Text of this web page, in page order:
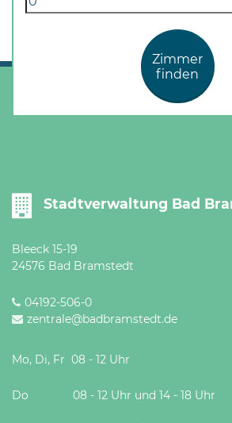
Zimmer
finden
Stadtverwaltung Bad
Bleeck 15-19
24576 Bad Bramstedt
04192-506-0
zentrale@badbramstedt.de
Mo, Di, Fr 08 - 12 Uhr
Do 08 - 12 Uhr und 14 - 18 Uhr